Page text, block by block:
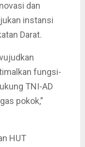
dan
instansi
Darat.
fungsi-
TNI-AD
pokok,”
HUT